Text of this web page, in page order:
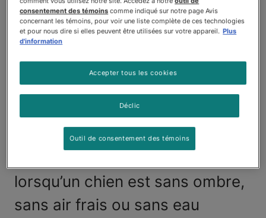
comprendre les signes de coup
de chaleur chez les chiens afin
que vous puissiez prendre les
mesures adéquates pour éviter
de graves problèmes de santé.
Les coups de chaleur se
lorsqu’un chien est sans ombre,
sans air frais ou sans eau
consentement des témoins comme indiqué sur notre page Avis
concernant les témoins, pour voir une liste complète de ces technologies
et pour nous dire si elles peuvent être utilisées sur votre appareil. Plus
d'information
Déclic
Accepter tous les cookies
Outil de consentement des témoins